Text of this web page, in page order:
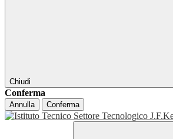
Chiudi
Conferma
Annulla Conferma